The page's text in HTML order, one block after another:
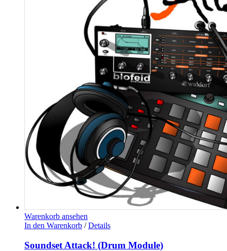
Warenkorb ansehen
In den Warenkorb / Details
Soundset Attack! (Drum Module)